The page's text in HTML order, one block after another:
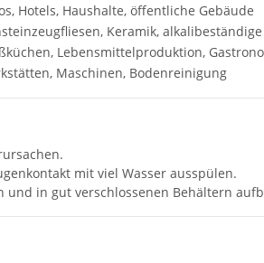
Hotels, Haushalte, öffentliche Gebäude
Keramik,
Lebensmittelproduktion,
Maschinen, Bodenreinigung
mit viel Wasser ausspülen.
in gut verschlossenen Behältern